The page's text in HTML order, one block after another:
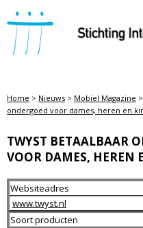
STICHTING INTERMOBIEL
Home > Nieuws > Mobiel Magazine >
ondergoed voor dames, heren en
TWYST BETAALBAAR
VOOR DAMES, HEREN
Websiteadres
www.twyst.nl
Soort producten